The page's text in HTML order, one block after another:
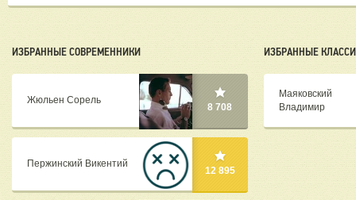
ИЗБРАННЫЕ СОВРЕМЕННИКИ
Жюльен Сорель
8 708
Пержинский Викентий
12 895
ИЗБРАННЫЕ
Маяковский
Владимир